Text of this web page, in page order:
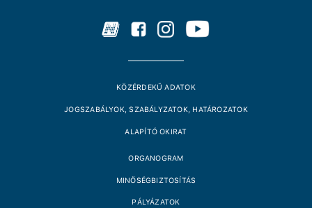
KÖZÉRDEKŰ ADATOK
JOGSZABÁLYOK, SZABÁLYZATOK, HATÁROZATOK
ALAPÍTÓ OKIRAT
ORGANOGRAM
MINŐSÉGBIZTOSÍTÁS
PÁLYÁZATOK